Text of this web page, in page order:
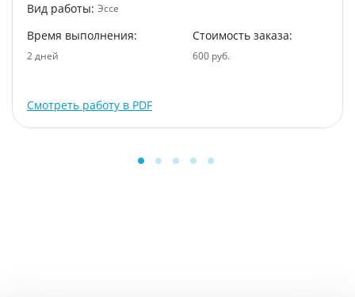
Вид работы: Эссе
Время выполнения:
2 дней
Стоимость заказа:
600 руб.
Смотреть работу в PDF